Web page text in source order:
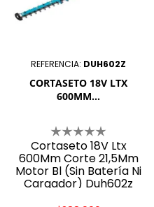
REFERENCIA: DUH602Z
CORTASETO 18V LTX
600MM...
Cortaseto 18V Ltx
600Mm Corte 21,5Mm
Motor Bl (Sin Batería Ni
Cargador) Duh602z